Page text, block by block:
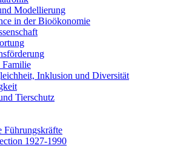
Modellierung
in der Bioökonomie
Familie
Inklusion und Diversität
Tierschutz
Führungskräfte
1927-1990